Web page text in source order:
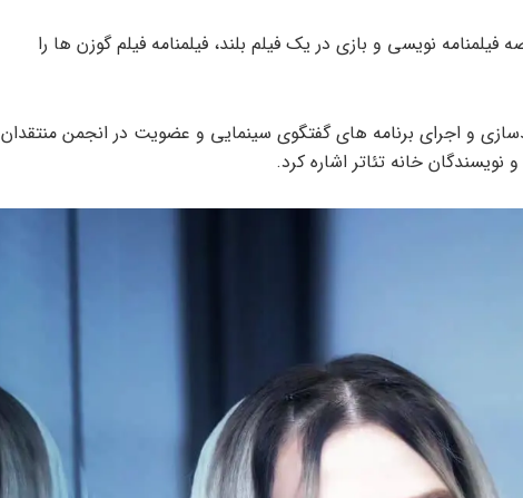
در عرصه فیلمنامه نویسی و بازی در یک فیلم بلند، فیلمنامه فیلم گوزن ها را
و اجرای برنامه های گفتگوی سینمایی و عضویت در انجمن منتقدان
خانه تئاتر اشاره کرد.